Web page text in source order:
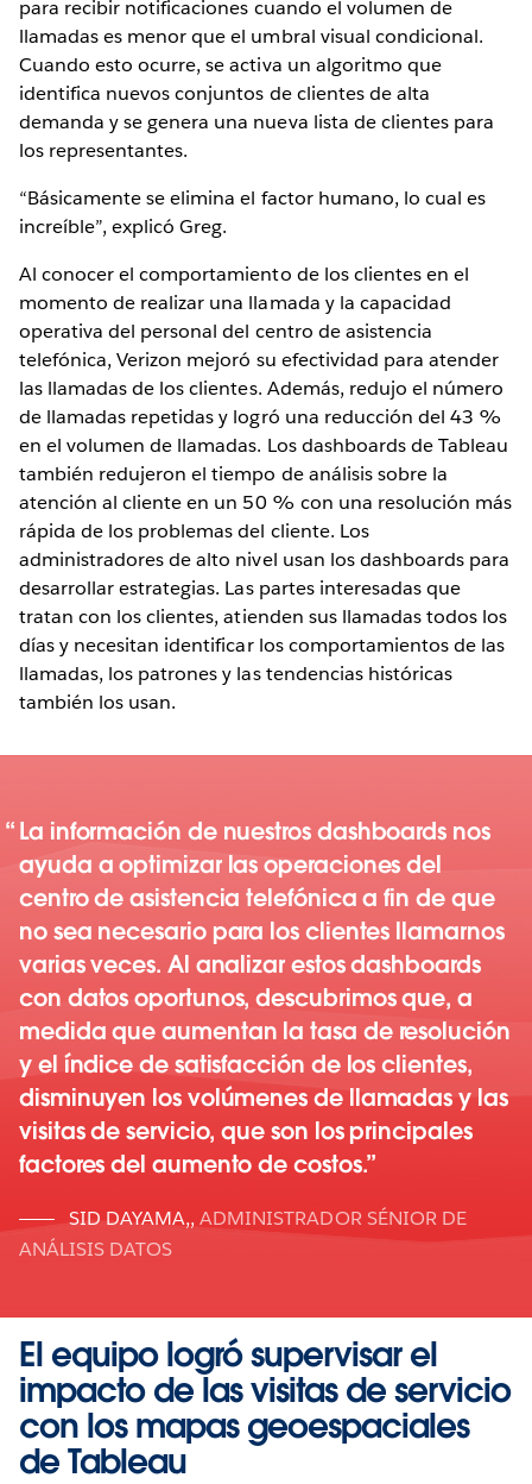
para recibir notificaciones cuando el volumen de
llamadas es menor que el umbral visual condicional.
Cuando esto ocurre, se activa un algoritmo que
identifica nuevos conjuntos de clientes de alta
demanda y se genera una nueva lista de clientes para
los representantes.
“Básicamente se elimina el factor humano, lo cual es
increíble”, explicó Greg.
Al conocer el comportamiento de los clientes en el
momento de realizar una llamada y la capacidad
operativa del personal del centro de asistencia
telefónica, Verizon mejoró su efectividad para atender
las llamadas de los clientes. Además, redujo el número
de llamadas repetidas y logró una reducción del 43 %
en el volumen de llamadas. Los dashboards de Tableau
también redujeron el tiempo de análisis sobre la
atención al cliente en un 50 % con una resolución más
rápida de los problemas del cliente. Los
administradores de alto nivel usan los dashboards para
desarrollar estrategias. Las partes interesadas que
tratan con los clientes, atienden sus llamadas todos los
días y necesitan identificar los comportamientos de las
llamadas, los patrones y las tendencias históricas
también los usan.
La información de nuestros dashboards nos
ayuda a optimizar las operaciones del
centro de asistencia telefónica a fin de que
no sea necesario para los clientes llamarnos
varias veces. Al analizar estos dashboards
con datos oportunos, descubrimos que, a
medida que aumentan la tasa de resolución
y el índice de satisfacción de los clientes,
disminuyen los volúmenes de llamadas y las
visitas de servicio, que son los principales
factores del aumento de costos.
SID DAYAMA,, ADMINISTRADOR SÉNIOR DE
ANÁLISIS DATOS
El equipo logró supervisar el
impacto de las visitas de servicio
con los mapas geoespaciales
de Tableau